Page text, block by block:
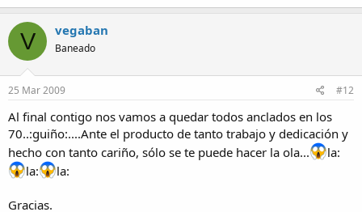
V vegaban
Baneado
25 Mar 2009 #12
Al final contigo nos vamos a quedar todos anclados en los
70..:guiño:....Ante el producto de tanto trabajo y dedicación y
hecho con tanto cariño, sólo se te puede hacer la ola...
la:
la:
la:
Gracias.